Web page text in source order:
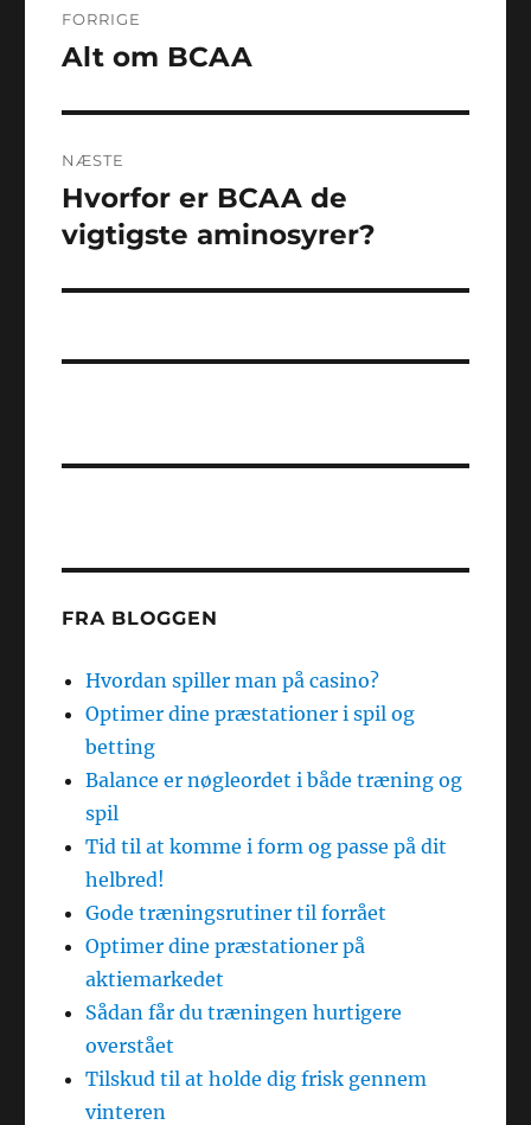
FORRIGE
Forrige
Alt om BCAA
NÆSTE
Næste
indlæg:
Hvorfor er BCAA de
vigtigste aminosyrer?
FRA BLOGGEN
Hvordan spiller man på casino?
Optimer dine præstationer i spil og
betting
Balance er nøgleordet i både træning og
spil
Tid til at komme i form og passe på dit
helbred!
Gode træningsrutiner til forrået
Optimer dine præstationer på
aktiemarkedet
Sådan får du træningen hurtigere
overstået
Tilskud til at holde dig frisk gennem
vinteren